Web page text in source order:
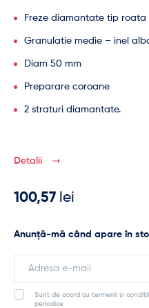
Freze diamantate tip roata
Granulatie medie – inel
Diam 50 mm
Preparare coroane
2 straturi diamantate.
Detalii
100,57 lei
Anunță-mă când apare în
your
addressSunt de acord cu termenii și
periodice